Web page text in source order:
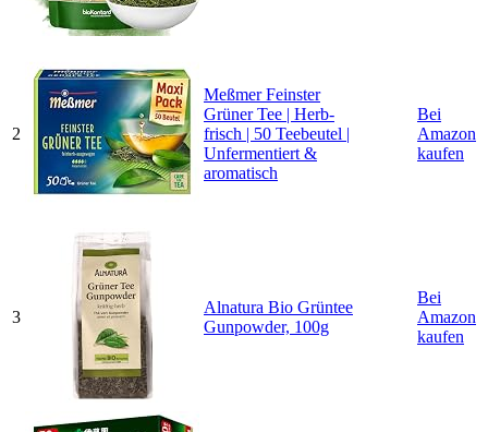
2
Meßmer Feinster
Grüner Tee | Herb-
frisch | 50 Teebeutel |
Unfermentiert &
aromatisch
Bei
Amazon
kaufen
3
Alnatura Bio Grüntee
Gunpowder, 100g
Bei
Amazon
kaufen